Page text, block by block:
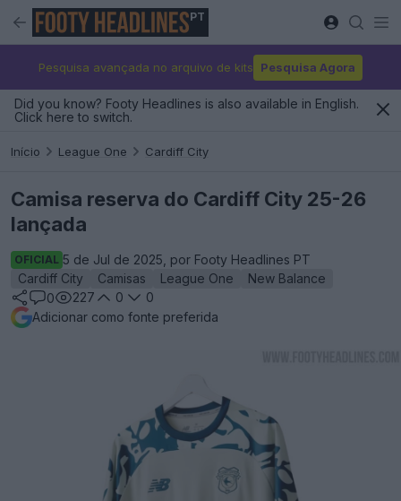
PT
Pesquisa avançada no arquivo de kits Pesquisa Agora
Did you know? Footy Headlines is also available in English.
Click here to switch.
Início League One Cardiff City
Camisa reserva do Cardiff City 25-26
lançada
OFICIAL 5 de Jul de 2025, por Footy Headlines PT
Cardiff City
Camisas League One
New Balance
0
227 0
0
Adicionar como fonte preferida